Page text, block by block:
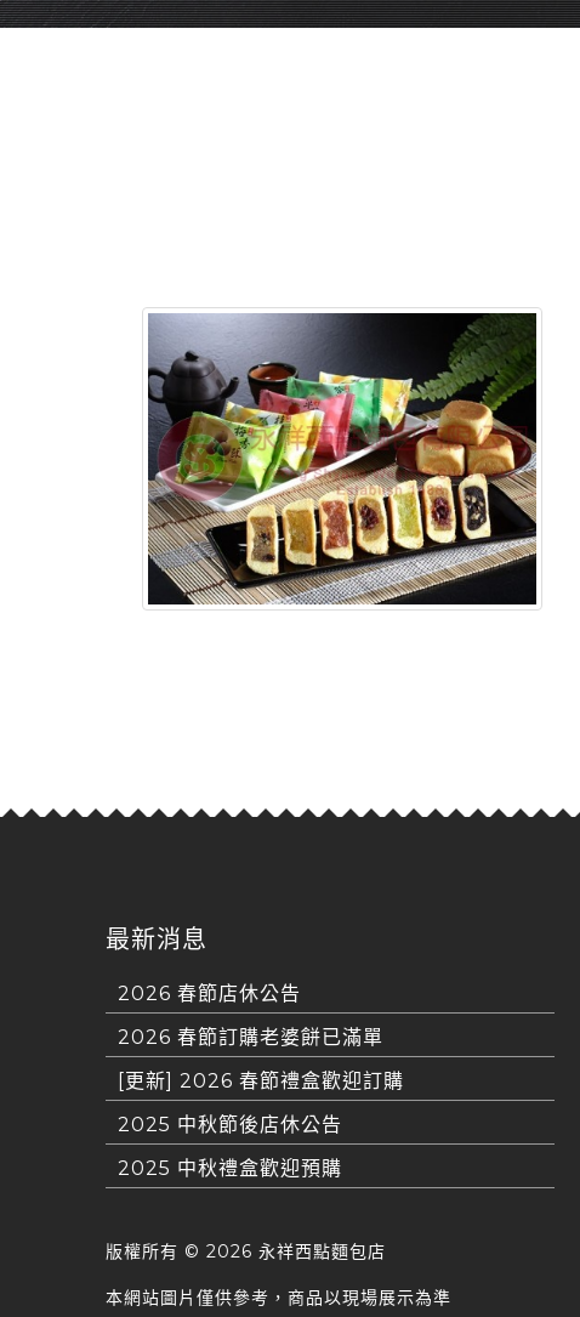
含稅底價:
最新消息
2026 春節店休公告
2026 春節訂購老婆餅已滿單
[更新] 2026 春節禮盒歡迎訂購
2025 中秋節後店休公告
2025 中秋禮盒歡迎預購
版權所有 © 2026 永祥西點麵包店
本網站圖片僅供參考，商品以現場展示為準